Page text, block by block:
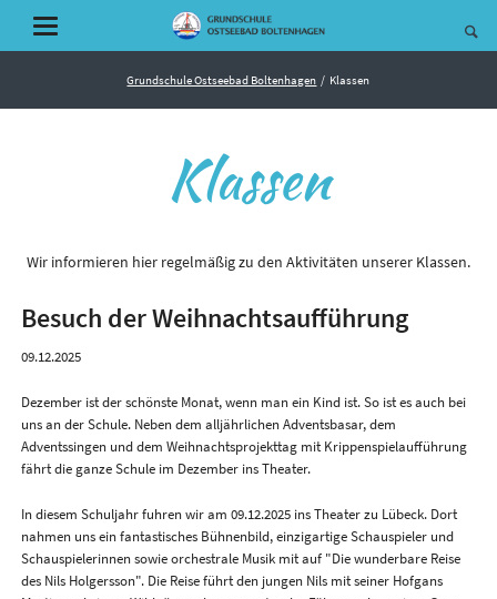
Grundschule Ostseebad Boltenhagen Klassen
Klassen
Wir informieren hier regelmäßig zu den Aktivitäten unserer Klassen.
Besuch der Weihnachtsaufführung
09.12.2025
Dezember ist der schönste Monat, wenn man ein Kind ist. So ist es auch bei
uns an der Schule. Neben dem alljährlichen Adventsbasar, dem
Adventssingen und dem Weihnachtsprojekttag mit Krippenspielaufführung
fährt die ganze Schule im Dezember ins Theater.
In diesem Schuljahr fuhren wir am 09.12.2025 ins Theater zu Lübeck. Dort
nahmen uns ein fantastisches Bühnenbild, einzigartige Schauspieler und
Schauspielerinnen sowie orchestrale Musik mit auf "Die wunderbare Reise
des Nils Holgersson". Die Reise führt den jungen Nils mit seiner Hofgans